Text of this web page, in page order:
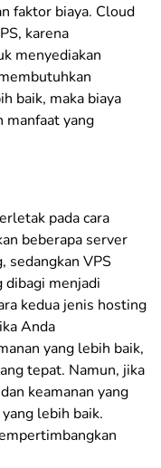
faktor biaya. Cloud
karena
menyediakan
baik, maka biaya
manfaat yang
pada cara
beberapa server
sedangkan VPS
dibagi menjadi
kedua jenis hosting
Anda
yang lebih baik,
tepat. Namun, jika
keamanan yang
lebih baik.